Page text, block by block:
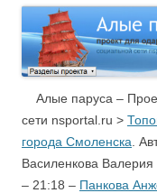
Алые паруса –
сети nsportal.ru >
города Смоленска .
Василенкова
– 21:18 – Панкова